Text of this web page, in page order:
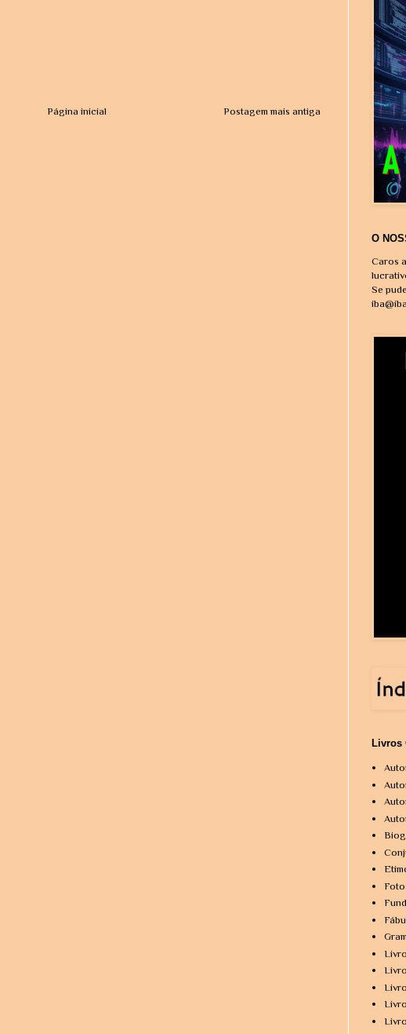
Postagem mais antiga
Página inicial
O
Caros
Se
Livros